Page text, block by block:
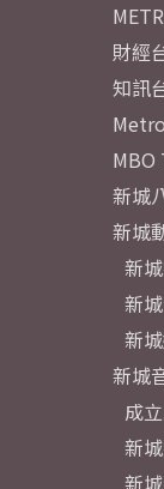
財經
知訊
MBO
新城
新城
新
新
新
新城
成
新
新